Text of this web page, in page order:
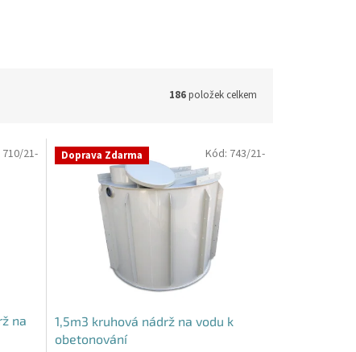
186položek celkem
na
710/21- Doprava Zdarma
1,5m3 kruhová nádrž na vodu k
obetonování
Kód: 743/21-